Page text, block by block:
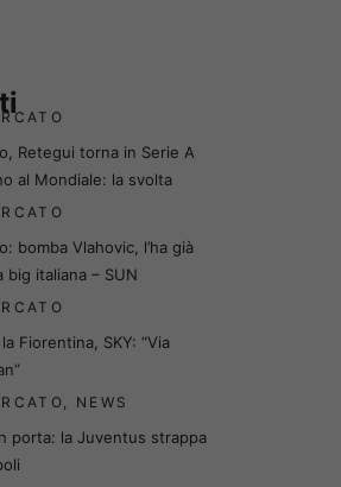
Retegui torna in Serie A
al Mondiale: la svolta
bomba Vlahovic, l’ha già
big italiana – SUN
Fiorentina, SKY: “Via
, NEWS
porta: la Juventus strappa